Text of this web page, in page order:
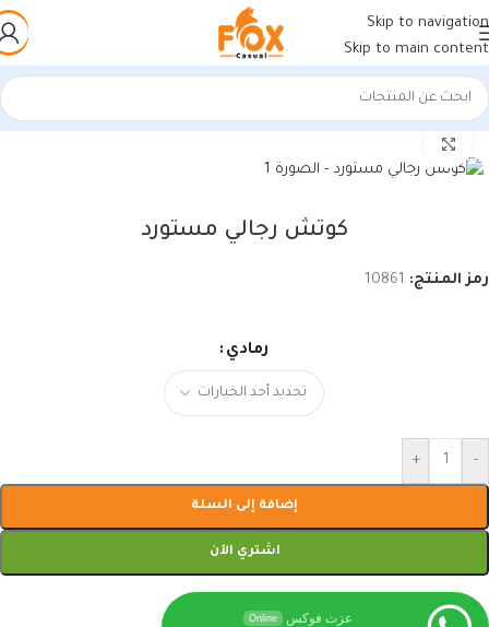
Skip to navigation
Skip to main content
الرئيسية/أحذية رجالي/كوتشي رجالي
كوتش رجالي مستورد
رمز المنتج: 10861
رمادي
-
+
إضافة إلى السلة
اشتري الآن
عزت فوكس Online